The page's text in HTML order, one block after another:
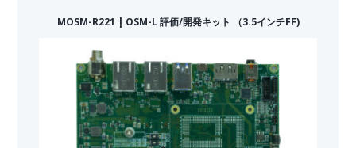
MOSM-R221 | OSM-L 評価/開発キット （3.5インチFF)